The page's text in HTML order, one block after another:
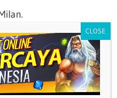
Milan.
Milan.